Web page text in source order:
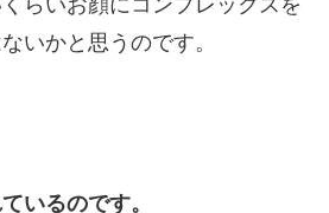
いかと思うのです。
いるのです。